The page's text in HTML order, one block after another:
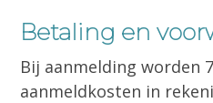
Betaling en
Bij aanmelding worden
aanmeldkosten in